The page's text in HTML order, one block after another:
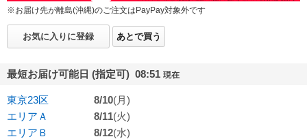
※お届け先が離島(沖縄)のご注文はPayPay対象外です
お気に入りに登録 あとで買う
最短お届け可能日 (指定可) 08:51 現在
東京23区 8/10(月)
エリアＡ
8/11(火)
エリアＢ
8/12(水)